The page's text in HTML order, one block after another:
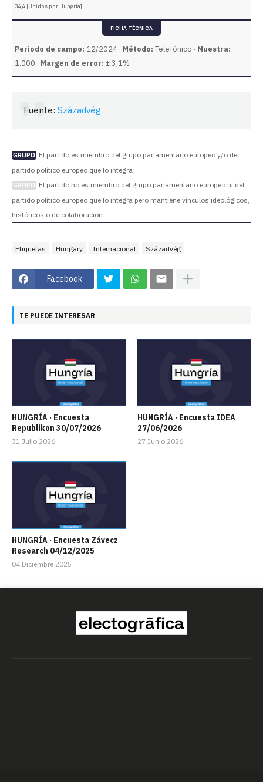
34,4 [Unidos por Hungría]
FICHA TÉCNICA
Periodo de campo: 12/2024 · Método: Telefónico · Muestra:
1.000 · Margen de error: ± 3,1%
Fuente: Századvég
GRUPO El partido es miembro del grupo parlamentario europeo y/o del
partido político europeo que lo integra
GRUPO El partido no es miembro del grupo parlamentario europeo ni del
partido político europeo que lo integra pero mantiene vínculos ideológicos,
históricos o de colaboración
Etiquetas Hungary Internacional Századvég
Facebook
TE PUEDE INTERESAR
HUNGRÍA · Encuesta
Republikon 30/07/2026
31 Julio 2026
HUNGRÍA · Encuesta IDEA
27/06/2026
27 Junio 2026
HUNGRÍA · Encuesta Závecz
Research 04/12/2025
04 Diciembre 2025